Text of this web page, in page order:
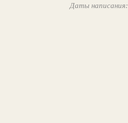
Даты написания: